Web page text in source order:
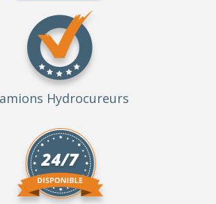
Hydrocureurs